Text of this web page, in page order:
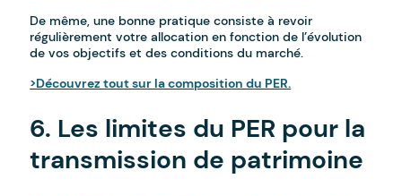
De même, une bonne pratique consiste à revoir
régulièrement votre allocation en fonction de l’évolution
de vos objectifs et des conditions du marché.
>Découvrez tout sur la composition du PER.
6. Les limites du PER pour la
transmission de patrimoine